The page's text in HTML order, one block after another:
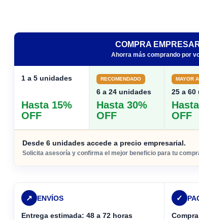
COMPRA
Ahorra más comprando por
1 a 5 unidades
Hasta 15%
OFF
RECOMENDADO
6 a 24 unidades
Hasta 30%
OFF
MAYOR
25 a
OFF
Desde 6 unidades accede a precio empresarial.
Solicita asesoría y confirma el mejor beneficio para tu
↗ ENVÍOS
Entrega estimada: 48 a 72 horas
✓